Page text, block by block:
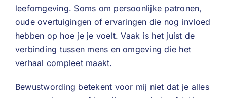
leefomgeving. Soms om persoonlijke patronen,
oude overtuigingen of ervaringen die nog invloed
hebben op hoe je je voelt. Vaak is het juist de
verbinding tussen mens en omgeving die het
verhaal compleet maakt.
Bewustwording betekent voor mij niet dat je alles